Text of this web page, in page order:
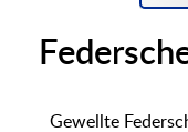
Gewellte